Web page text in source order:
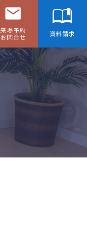
来場予約
お問合せ
資料請求
展示場へ行く